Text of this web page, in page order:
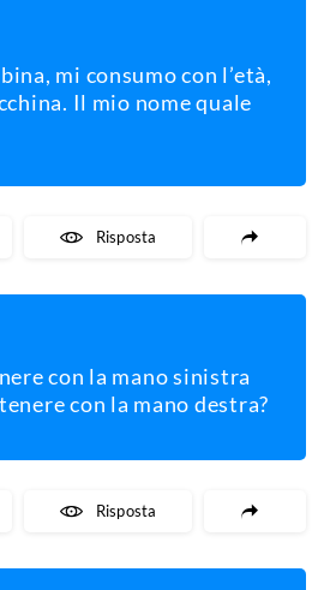
mi consumo con l’età,
Il mio nome quale
Mostra La Risposta
con la mano sinistra
con la mano destra?
Mostra La Risposta